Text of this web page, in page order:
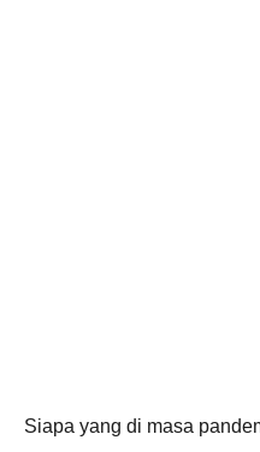
Siapa yang di masa